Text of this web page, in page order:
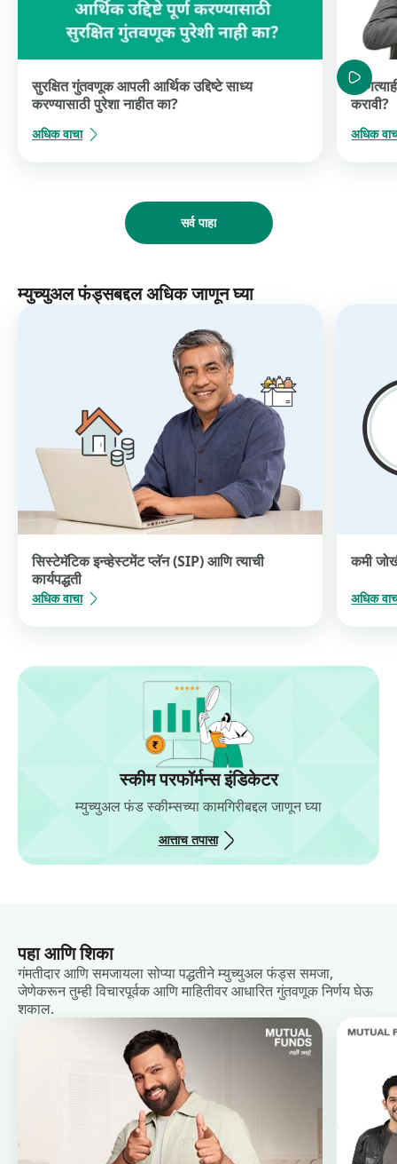
सुरक्षित गुंतवणूक आपली आर्थिक उद्दिष्टे साध्य
करण्यासाठी पुरेशा नाहीत का?
अधिक वाचा
करावी?
अधिक
सर्व पाहा
म्युच्युअल फंड्सबद्दल अधिक जाणून घ्या
सिस्टेमॅटिक इन्व्हेस्टमेंट प्लॅन (SIP) आणि त्याची
कार्यपद्धती
अधिक वाचा
कमी
अधिक
स्कीम परफॉर्मन्स इंडिकेटर
म्युच्युअल फंड स्कीम्सच्या कामगिरीबद्दल जाणून घ्या
आत्ताच तपासा
पहा आणि शिका
गंमतीदार आणि समजायला सोप्या पद्धतीने म्युच्युअल फंड्स समजा,
जेणेकरून तुम्ही विचारपूर्वक आणि माहितीवर आधारित गुंतवणूक निर्णय घेऊ
शकाल.